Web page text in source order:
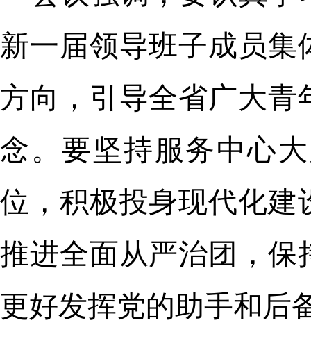
新一届领导班子成员
方向，引导全省广大
念。要坚持服务中心
位，积极投身现代化建
推进全面从严治团，保
更好发挥党的助手和后